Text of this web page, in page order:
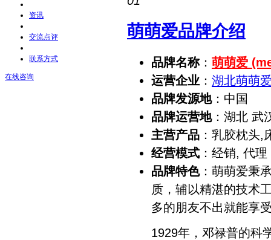
资讯
交流点评
联系方式
在线咨询
萌萌爱品牌介绍
品牌名称： 萌萌爱
运营企业 ： 湖北萌萌
品牌发源地：中国
品牌运营地：湖北 武
主营产品 ：乳胶枕头,
经营模式 ：经销, 代理
品牌特色：萌萌爱秉
质，辅以精湛的技术
多的朋友不出就能享
1929年，邓禄普的科学